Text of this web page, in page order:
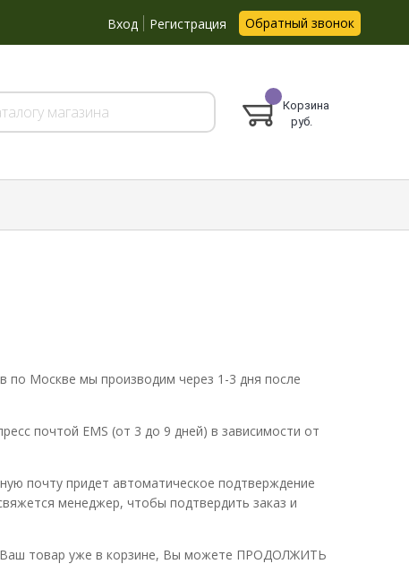
Вход Регистрация Обратный звонок
Корзина
руб.
по Москве мы производим через 1-3 дня после
почтой EMS (от 3 до 9 дней) в зависимости от
почту придет автоматическое подтверждение
менеджер, чтобы подтвердить заказ и
Ваш товар уже в корзине, Вы можете ПРОДОЛЖИТЬ